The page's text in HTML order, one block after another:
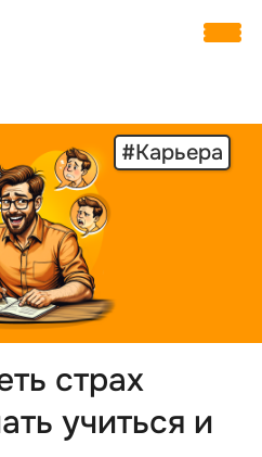
страх
учиться и
#Карьера